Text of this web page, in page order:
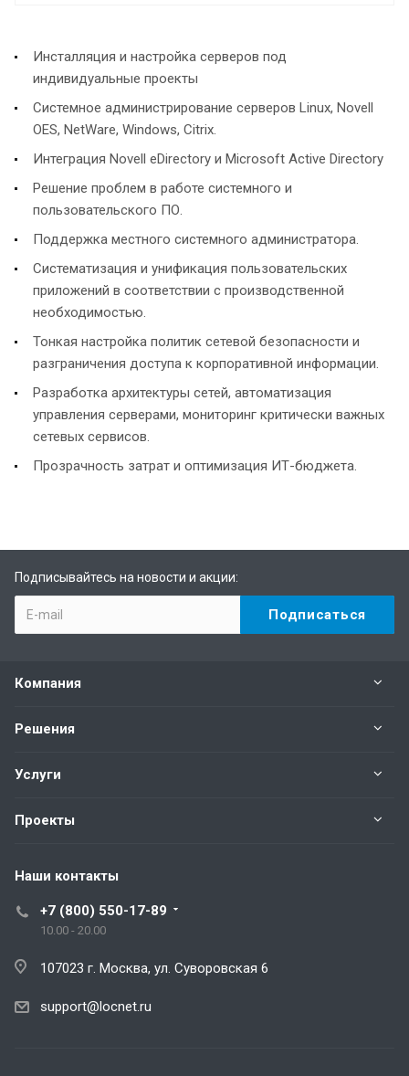
Инсталляция и настройка серверов под
индивидуальные проекты
Системное администрирование серверов Linux, Novell
OES, NetWare, Windows, Citrix.
Интеграция Novell eDirectory и Microsoft Active Directory
Решение проблем в работе системного и
пользовательского ПО.
Поддержка местного системного администратора.
Систематизация и унификация пользовательских
приложений в соответствии с производственной
необходимостью.
Тонкая настройка политик сетевой безопасности и
разграничения доступа к корпоративной информации.
Разработка архитектуры сетей, автоматизация
управления серверами, мониторинг критически важных
сетевых сервисов.
Прозрачность затрат и оптимизация ИТ-бюджета.
Подписывайтесь на новости и акции:
Компания
Решения
Услуги
Проекты
Наши контакты
+7 (800) 550-17-89
10.00 - 20.00
107023 г. Москва, ул. Суворовская 6
support@locnet.ru